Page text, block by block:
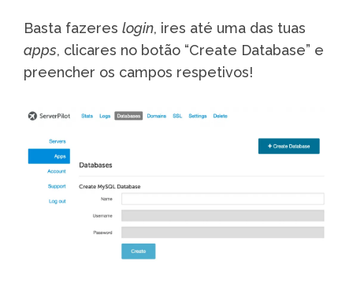
Basta fazeres login, ires até uma das tuas
apps, clicares no botão “Create Database” e
preencher os campos respetivos!